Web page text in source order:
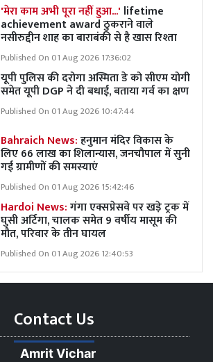
'मेरा काम अभी पूरा नहीं हुआ...' lifetime
achievement award ठुकराने वाले
नसीरुद्दीन शाह का बाराबंकी से है खास रिश्ता
Published On 01 Aug 2026 17:36:02
यूपी पुलिस की दरोगा अस्मिता डे को सीएम योगी
समेत यूपी DGP ने दी बधाई, बताया गर्व का क्षण
Published On 01 Aug 2026 10:47:44
Bahraich News:हनुमान मंदिर विकास के
लिए 66 लाख का शिलान्यास, जनचौपाल में सुनी
गई ग्रामीणों की समस्याएं
Published On 01 Aug 2026 15:42:46
Hardoi News:गंगा एक्सप्रेसवे पर खड़े ट्रक में
घुसी अर्टिगा, चालक समेत 9 वर्षीय मासूम की
मौत, परिवार के तीन घायल
Published On 01 Aug 2026 12:40:53
Contact Us
Amrit Vichar